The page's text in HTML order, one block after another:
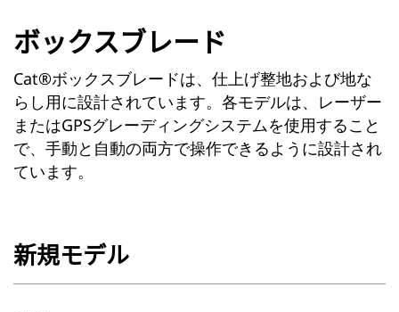
ボックスブレード
Cat®ボックスブレードは、仕上げ整地および地な
らし用に設計されています。各モデルは、レーザー
またはGPSグレーディングシステムを使用すること
で、手動と自動の両方で操作できるように設計され
ています。
新規モデル